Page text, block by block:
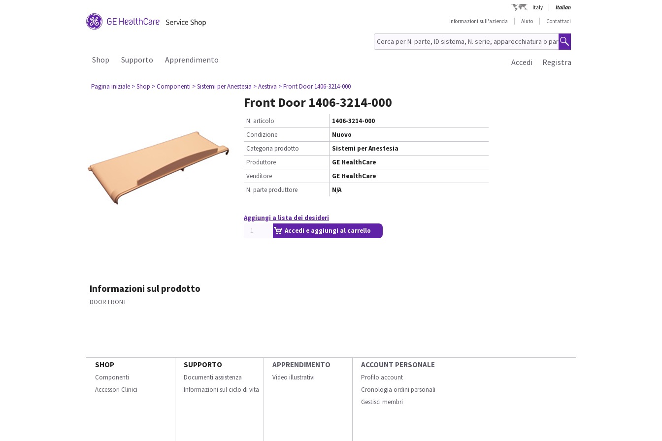
Italy
Italian
Informazioni sull'azienda
Aiuto Contattaci
Shop Supporto Apprendimento Registra
Accedi
Pagina iniziale > Shop > Componenti > Sistemi per Anestesia > Aestiva > Front Door 1406-3214-000
Front Door 1406-3214-000
N. articolo
1406-3214-000
Condizione
Nuovo
Categoria prodotto
Sistemi per Anestesia
Produttore
GE HealthCare
Venditore
GE HealthCare
N. parte produttore
N/A
Aggiungi a lista dei desideri
Accedi e aggiungi al carrello
Informazioni sul prodotto
DOOR FRONT
SHOP
Componenti
Accessori Clinici
SUPPORTO
Documenti assistenza
Informazioni sul ciclo di vita
APPRENDIMENTO
Video illustrativi
ACCOUNT PERSONALE
Profilo account
Cronologia ordini personali
Gestisci membri